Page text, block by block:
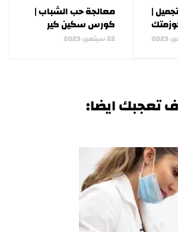
|
معالجة حب الشباب |
كورس سكين كير
22 سبتمبر، 2023
تعجبك ايضا: